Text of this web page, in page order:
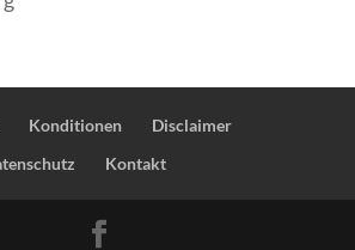
Konditionen
Disclaimer
Kontakt